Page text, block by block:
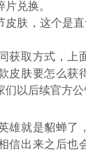
兑换。
肤，这个是直
获取方式，上
皮肤要怎么获
以后续官方公
雄就是貂蝉了
信出来之后也